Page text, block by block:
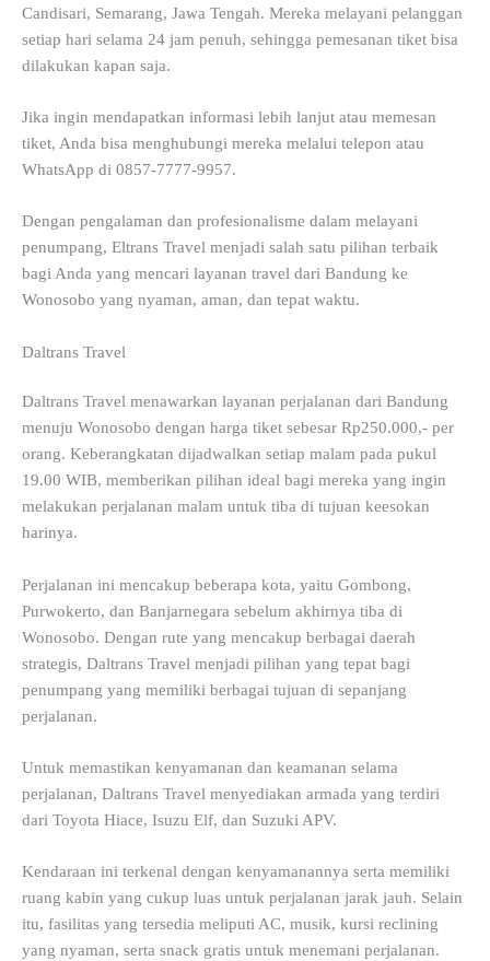
Candisari, Semarang, Jawa Tengah. Mereka melayani pelanggan
setiap hari selama 24 jam penuh, sehingga pemesanan tiket bisa
dilakukan kapan saja.
Jika ingin mendapatkan informasi lebih lanjut atau memesan
tiket, Anda bisa menghubungi mereka melalui telepon atau
WhatsApp di 0857-7777-9957.
Dengan pengalaman dan profesionalisme dalam melayani
penumpang, Eltrans Travel menjadi salah satu pilihan terbaik
bagi Anda yang mencari layanan travel dari Bandung ke
Wonosobo yang nyaman, aman, dan tepat waktu.
Daltrans Travel
Daltrans Travel menawarkan layanan perjalanan dari Bandung
menuju Wonosobo dengan harga tiket sebesar Rp250.000,- per
orang. Keberangkatan dijadwalkan setiap malam pada pukul
19.00 WIB, memberikan pilihan ideal bagi mereka yang ingin
melakukan perjalanan malam untuk tiba di tujuan keesokan
harinya.
Perjalanan ini mencakup beberapa kota, yaitu Gombong,
Purwokerto, dan Banjarnegara sebelum akhirnya tiba di
Wonosobo. Dengan rute yang mencakup berbagai daerah
strategis, Daltrans Travel menjadi pilihan yang tepat bagi
penumpang yang memiliki berbagai tujuan di sepanjang
perjalanan.
Untuk memastikan kenyamanan dan keamanan selama
perjalanan, Daltrans Travel menyediakan armada yang terdiri
dari Toyota Hiace, Isuzu Elf, dan Suzuki APV.
Kendaraan ini terkenal dengan kenyamanannya serta memiliki
ruang kabin yang cukup luas untuk perjalanan jarak jauh. Selain
itu, fasilitas yang tersedia meliputi AC, musik, kursi reclining
yang nyaman, serta snack gratis untuk menemani perjalanan.